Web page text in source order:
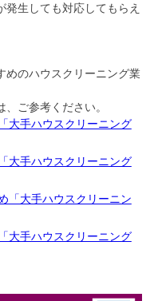
発生しても対応してもらえ
めのハウスクリーニング業
ご参考ください。
大手ハウスクリーニング
大手ハウスクリーニング
「大手ハウスクリーニン
大手ハウスクリーニング